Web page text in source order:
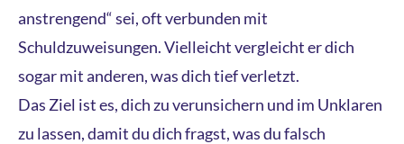
anstrengend“ sei, oft verbunden mit
Schuldzuweisungen. Vielleicht vergleicht er dich
sogar mit anderen, was dich tief verletzt.
Das Ziel ist es, dich zu verunsichern und im Unklaren
zu lassen, damit du dich fragst, was du falsch